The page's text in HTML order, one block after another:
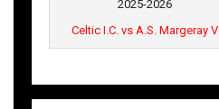
2025-2026
Celtic I.C. vs A.S. Margeray V